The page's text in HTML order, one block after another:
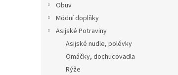
Obuv
Módní doplňky
Asijské Potraviny
Asijské nudle, polévky
Omáčky, dochucovadla
Rýže